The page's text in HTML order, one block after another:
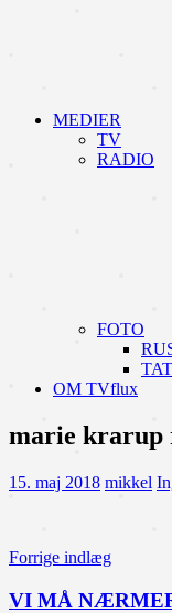
MEDIER
TV
RADIO
FOTO
OM TVflux
marie krarup
15. maj 2018 mikkel
Forrige indlæg
VI MÅ